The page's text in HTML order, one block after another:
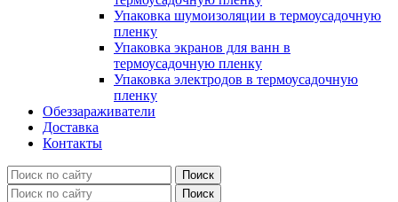
Упаковка шумоизоляции в термоусадочную
пленку
Упаковка экранов для ванн в
термоусадочную пленку
Упаковка электродов в термоусадочную
пленку
Обеззараживатели
Доставка
Контакты